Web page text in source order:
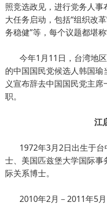
照竞选政见，进行党务人事
大任务启动，包括“组织改
务稳健”等，每个议题都堪称
今年1月11日，台湾地
的中国国民党候选人韩国
义宣布辞去中国国民党主
职。
江
1972年3月2日出生于
士、美国匹兹堡大学国际
际关系博士。
2010年2月－2011年5